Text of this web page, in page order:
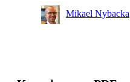
Mikael Nybacka